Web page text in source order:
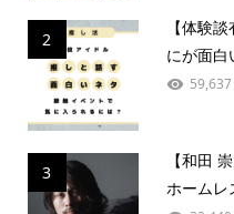
2
【体験
にが面白
3
【和田
ホームレ